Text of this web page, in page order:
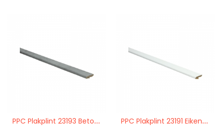
P
PC Plakplint 23193 Beton grijs P
PC Plakplint 23191 Eiken wit gelakt